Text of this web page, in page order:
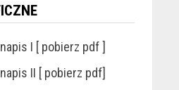
I [ pobierz pdf ]
II [ pobierz pdf]